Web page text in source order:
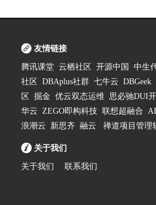
友情链接
腾讯课堂 云栖社区 开源中国 中生
社区
DBAplus社群 七牛云 DBGeek
区
掘金 优云双态运维 思必驰DUI
华云 ZEGO即构科技 联想超融合
浪潮云
新思齐 融云 禅道项目管理
关于我们
关于我们 联系我们